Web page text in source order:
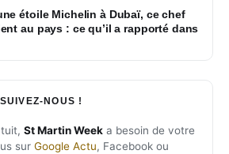
étoile Michelin à Dubaï, ce chef
au pays : ce qu’il a rapporté dans
NOUS !
St Martin Week a besoin de votre
sur Google Actu, Facebook ou